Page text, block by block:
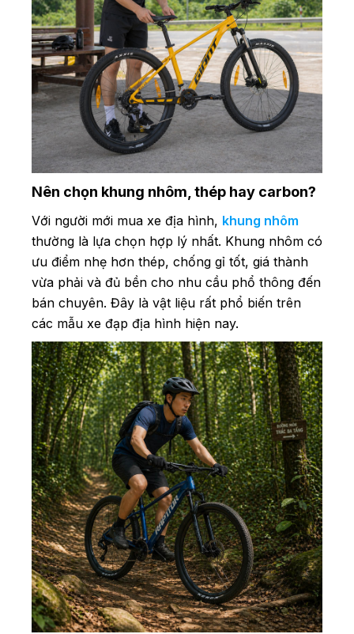
Nên chọn khung nhôm, thép hay carbon?
Với người mới mua xe địa hình, khung nhôm
thường là lựa chọn hợp lý nhất. Khung nhôm có
ưu điểm nhẹ hơn thép, chống gỉ tốt, giá thành
vừa phải và đủ bền cho nhu cầu phổ thông đến
bán chuyên. Đây là vật liệu rất phổ biến trên
các mẫu xe đạp địa hình hiện nay.